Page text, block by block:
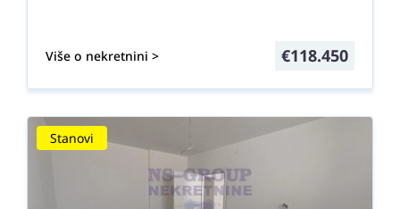
Više o nekretnini > €118.450
Stanovi